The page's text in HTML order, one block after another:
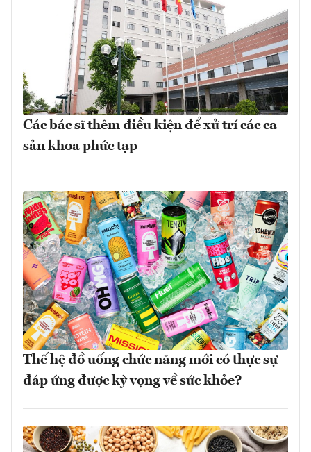
Các bác sĩ thêm điều kiện để xử trí các ca
sản khoa phức tạp
Thế hệ đồ uống chức năng mới có thực sự
đáp ứng được kỳ vọng về sức khỏe?